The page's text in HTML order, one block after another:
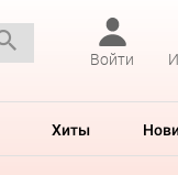
Войти
Хиты